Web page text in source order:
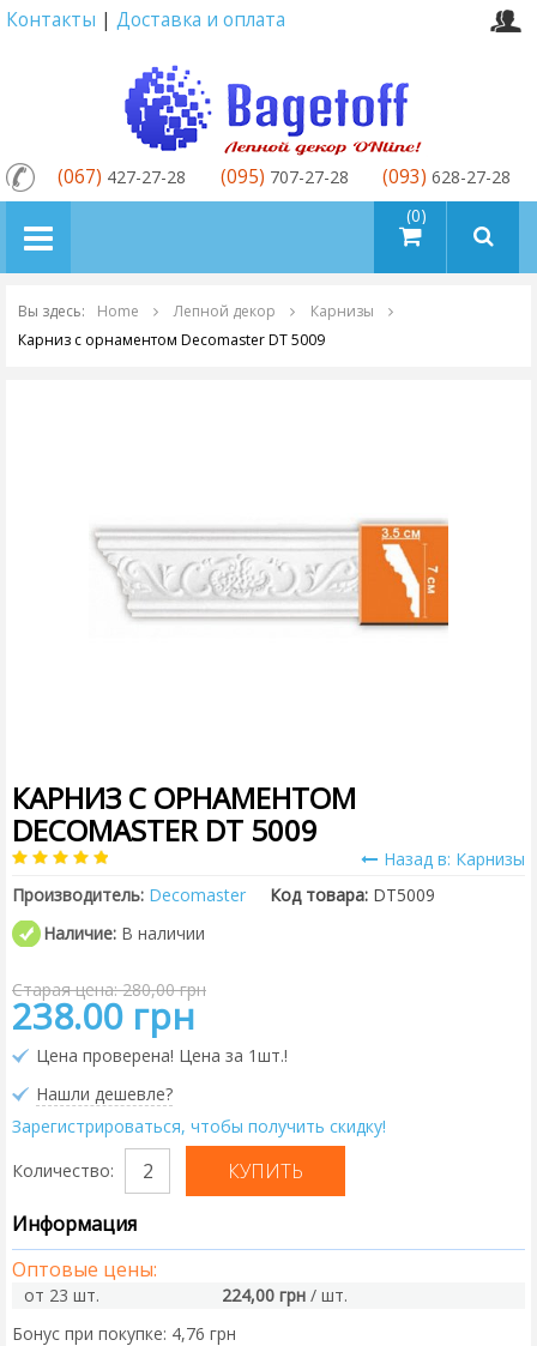
Контакты | Доставка и оплата
товаров (0)
(067) 427-27-28 (095) 707-27-28 (093) 628-27-28
Вы здесь: Home Лепной декор
Карнизы
Карниз с орнаментом Decomaster DT 5009
КАРНИЗ С ОРНАМЕНТОМ
DECOMASTER DT 5009
Назад в: Карнизы
Производитель: Decomaster Код товара: DT5009
Наличие: В наличии
Старая цена: 280,00 грн
238.00 грн
Цена проверена! Цена за 1шт.!
Нашли дешевле?
Зарегистрироваться, чтобы получить скидку!
Количество:
Информация
Оптовые цены:
от 23 шт. 224,00 грн / шт.
Бонус при покупке: 4,76 грн